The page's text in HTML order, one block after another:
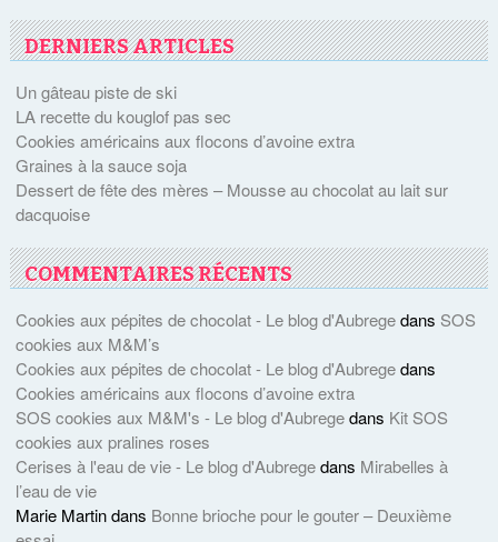
DERNIERS ARTICLES
Un gâteau piste de ski
LA recette du kouglof pas sec
Cookies américains aux flocons d’avoine extra
Graines à la sauce soja
Dessert de fête des mères – Mousse au chocolat au lait sur
dacquoise
COMMENTAIRES RÉCENTS
Cookies aux pépites de chocolat - Le blog d'Aubregedans SOS
cookies aux M&M’s
Cookies aux pépites de chocolat - Le blog d'Aubregedans
Cookies américains aux flocons d’avoine extra
SOS cookies aux M&M's - Le blog d'Aubregedans Kit SOS
cookies aux pralines roses
Cerises à l'eau de vie - Le blog d'Aubregedans Mirabelles à
l’eau de vie
Marie Martindans Bonne brioche pour le gouter – Deuxième